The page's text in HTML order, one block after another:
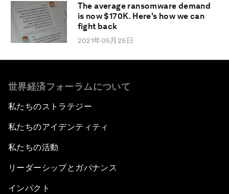
The average ransomware demand
is now $170K. Here's how we can
fight back
2021年05月25日
世界経済フォーラムについて
私たちのストラテジー
私たちのアイデンティティ
私たちの活動
リーダーシップとガバナンス
インパクト